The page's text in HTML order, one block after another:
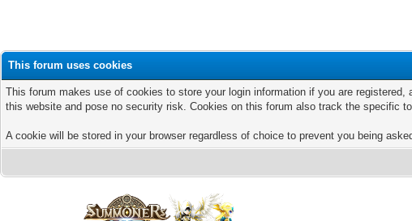
This forum uses cookies
This forum makes use of cookies to store your login information if you are
this website and pose no security risk. Cookies on this forum also track the specific
A cookie will be stored in your browser regardless of choice to prevent you being